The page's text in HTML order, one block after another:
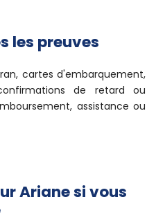
les preuves
cartes d'embarquement,
de retard ou
assistance ou
Ariane si vous